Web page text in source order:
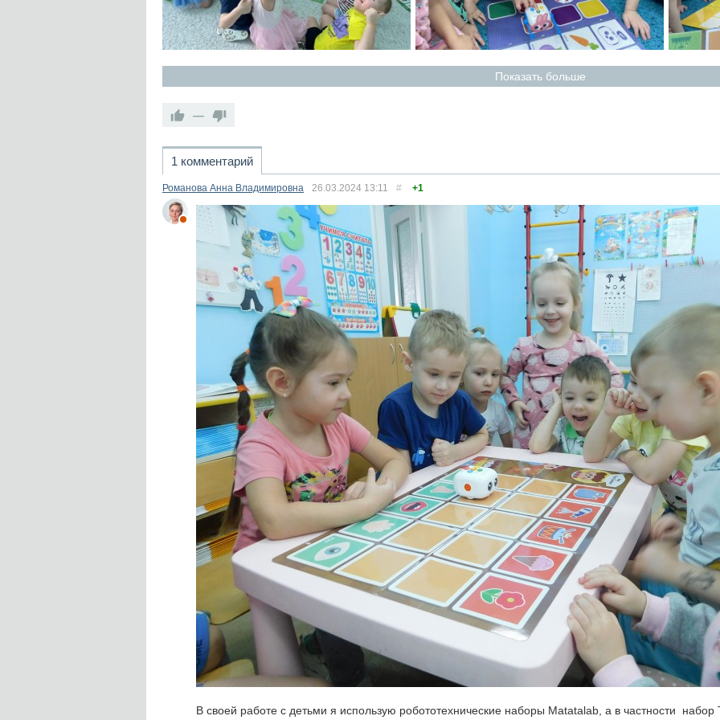
Показать больше
—
1 комментарий
Романова Анна Владимировна 26.03.2024 13:11 # +1
В своей работе с детьми я использую робототехнические наборы Matatalab, а в частности